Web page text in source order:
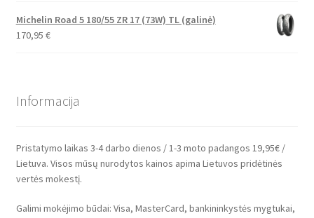
Michelin Road 5 180/55 ZR 17 (73W) TL (galinė)
170,95 €
Informacija
Pristatymo laikas 3-4 darbo dienos / 1-3 moto padangos 19,95€ /
Lietuva. Visos mūsų nurodytos kainos apima Lietuvos pridėtinės
vertės mokestį.
Galimi mokėjimo būdai: Visa, MasterCard, bankininkystės mygtukai,